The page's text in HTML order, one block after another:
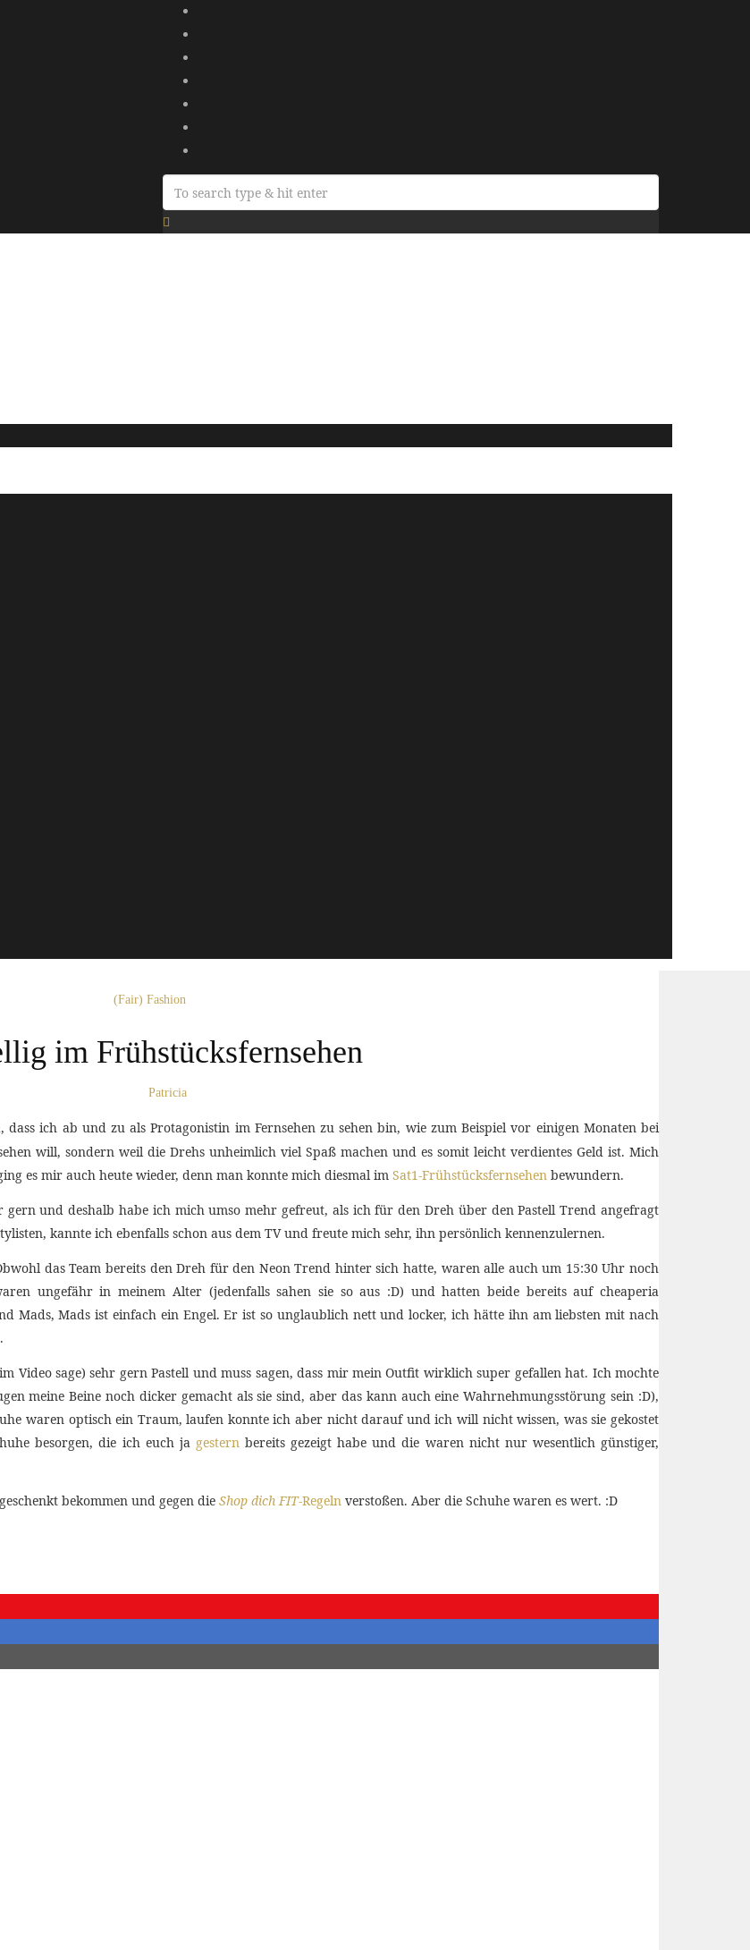
(Fair) Fashion
im Frühstücksfernsehen
Patricia
dass ich ab und zu als Protagonistin im Fernsehen zu sehen bin, wie zum Beispiel vor einigen Monaten bei
will, sondern weil die Drehs unheimlich viel Spaß machen und es somit leicht verdientes Geld ist. Mich
es mir auch heute wieder, denn man konnte mich diesmal im Sat1-Frühstücksfernsehen bewundern.
gern und deshalb habe ich mich umso mehr gefreut, als ich für den Dreh über den Pastell Trend angefragt
kannte ich ebenfalls schon aus dem TV und freute mich sehr, ihn persönlich kennenzulernen.
das Team bereits den Dreh für den Neon Trend hinter sich hatte, waren alle auch um 15:30 Uhr noch
ungefähr in meinem Alter (jedenfalls sahen sie so aus :D) und hatten beide bereits auf cheaperia
Mads, Mads ist einfach ein Engel. Er ist so unglaublich nett und locker, ich hätte ihn am liebsten mit nach
Video sage) sehr gern Pastell und muss sagen, dass mir mein Outfit wirklich super gefallen hat. Ich mochte
meine Beine noch dicker gemacht als sie sind, aber das kann auch eine Wahrnehmungsstörung sein :D),
waren optisch ein Traum, laufen konnte ich aber nicht darauf und ich will nicht wissen, was sie gekostet
besorgen, die ich euch ja gesternbereits gezeigt habe und die waren nicht nur wesentlich günstiger,
bekommen und gegen die Shop dich FIT-Regeln verstoßen. Aber die Schuhe waren es wert. :D